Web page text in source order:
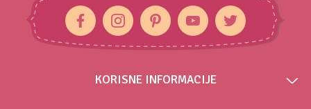
KORISNE INFORMACIJE